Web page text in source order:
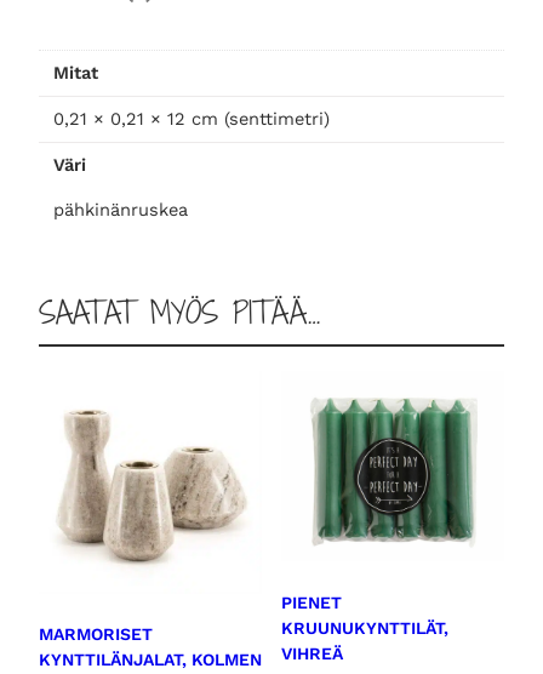
l
n
ä
Mitat
0,21 × 0,21 × 12 cm (senttimetri)
Väri
pähkinänruskea
SAATAT MYÖS PITÄÄ…
MARMORISET
KYNTTILÄNJALAT, KOLMEN
PIENET
KRUUNUKYNTTILÄT,
VIHREÄ